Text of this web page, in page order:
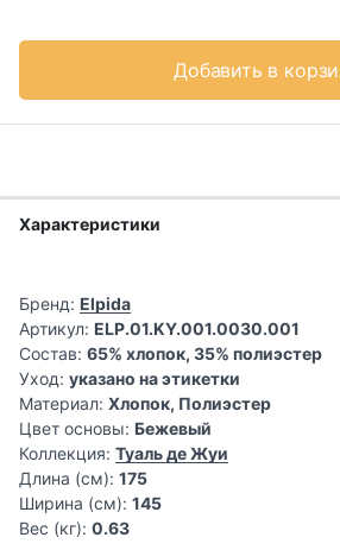
Добавить в
Характеристики
Бренд: Elpida
Артикул: ELP.01.KY.001.0030.001
Состав: 65% хлопок, 35% полиэстер
Уход: указано на этикетки
Материал: Хлопок, Полиэстер
Цвет основы: Бежевый
Коллекция: Туаль де Жуи
Длина (см): 175
Ширина (см): 145
Вес (кг): 0.63